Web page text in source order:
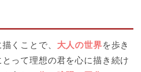
くことで、 大人の世界を歩き
って理想の君を心に描き続け